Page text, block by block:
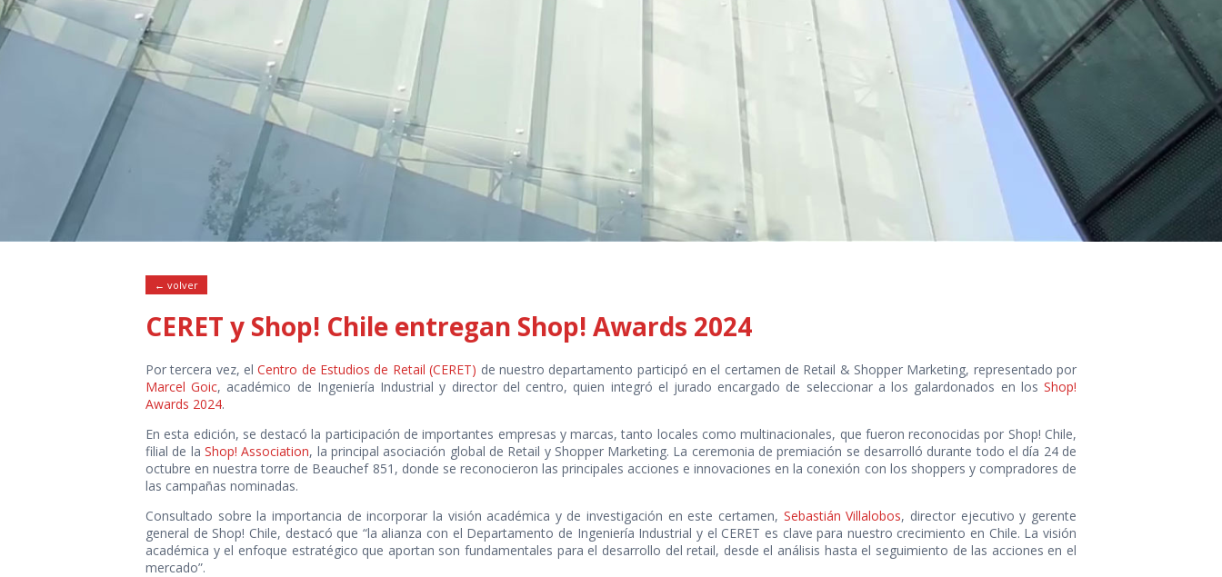
← volver
CERET y Shop! Chile entregan Shop! Awards 2024
Por tercera vez, elCentro de Estudios de Retail (CERET) de nuestro departamento participó en el certamen de Retail & Shopper Marketing, representado por
Marcel Goic, académico de Ingeniería Industrial y director del centro, quien integró el jurado encargado de seleccionar a los galardonados en losShop!
Awards 2024.
En esta edición, se destacó la participación de importantes empresas y marcas, tanto locales como multinacionales, que fueron reconocidas por Shop! Chile,
filial de la Shop! Association, la principal asociación global de Retail y Shopper Marketing. La ceremonia de premiación se desarrolló durante todo el día 24 de
octubre en nuestra torre de Beauchef 851, donde se reconocieron las principales acciones e innovaciones en la conexión con los shoppers y compradores de
las campañas nominadas.
Consultado sobre la importancia de incorporar la visión académica y de investigación en este certamen, Sebastián Villalobos, director ejecutivo y gerente
general de Shop! Chile, destacó que “la alianza con el Departamento de Ingeniería Industrial y el CERET es clave para nuestro crecimiento en Chile. La visión
académica y el enfoque estratégico que aportan son fundamentales para el desarrollo del retail, desde el análisis hasta el seguimiento de las acciones en el
mercado”.